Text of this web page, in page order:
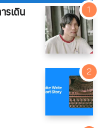
รเดิน